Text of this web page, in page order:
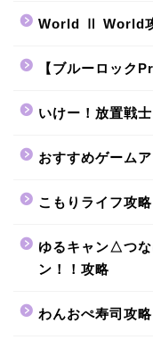
World Ⅱ World
【ブルーロッ
いけー！放置戦士
おすすめゲームア
こもりライフ攻略
ゆるキャン△つな
ン！！攻略
わんおぺ寿司攻略